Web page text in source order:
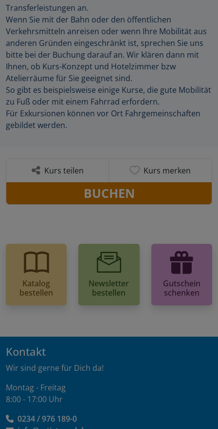
Transferleistungen an.
Wenn Sie mit der Bahn oder den öffentlichen
Verkehrsmitteln anreisen oder wenn Ihre Mobilität aus
anderen Gründen eingeschränkt ist, sprechen Sie uns
bitte bei der Buchung darauf an. Wir klären dann mit
Ihnen, ob Kurs-Konzept und Hotelzimmer bzw
Atelierräume für Sie geeignet sind.
So gibt es beispielsweise einige Kurse, die gute Mobilität
zu Fuß oder mit einem Fahrrad erfordern.
Für Exkursionen können vor Ort Fahrgemeinschaften
gebildet werden.
Kurs teilen Kurs merken
BUCHEN
Katalog
bestellen
Newsletter
bestellen
Gutschein
schenken
Kontakt
Wir sind gerne für Dich da!
Montag - Freitag
8:00 - 17:00 Uhr
0234 / 976 189-0